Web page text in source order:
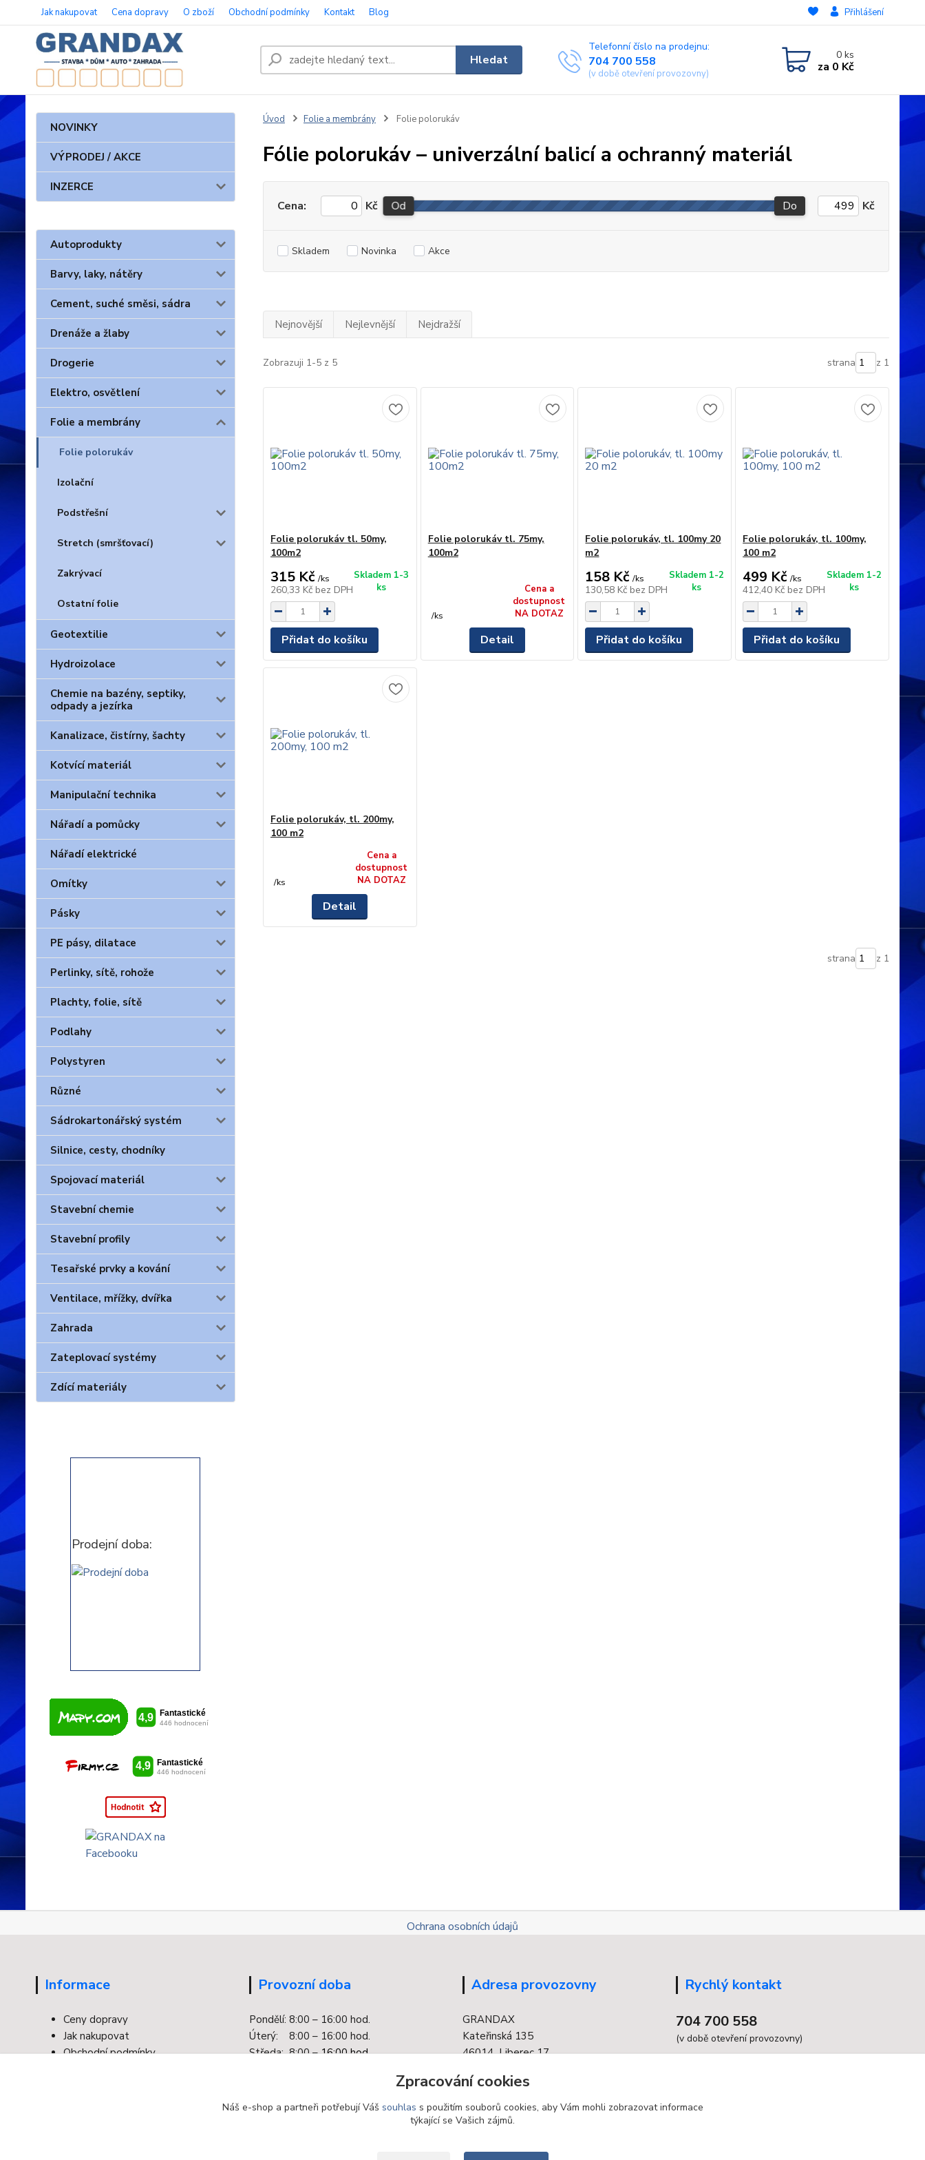
Jak nakupovat Cena dopravy O zboží Obchodní podmínky Kontakt Blog Přihlášení
Hledat
Telefonní číslo na prodejnu:
704 700 558
(v době otevření provozovny)
0ks
za 0 Kč
NOVINKY
VÝPRODEJ / AKCE
INZERCE
Autoprodukty
Barvy, laky, nátěry
Cement, suché směsi, sádra
Drenáže a žlaby
Drogerie
Elektro, osvětlení
Folie a membrány
Folie polorukáv
Izolační
Podstřešní
Stretch (smršťovací)
Zakrývací
Ostatní folie
Geotextilie
Hydroizolace
Chemie na bazény, septiky,
odpady a jezírka
Kanalizace, čistírny, šachty
Kotvící materiál
Manipulační technika
Nářadí a pomůcky
Nářadí elektrické
Omítky
Pásky
PE pásy, dilatace
Perlinky, sítě, rohože
Plachty, folie, sítě
Podlahy
Polystyren
Různé
Sádrokartonářský systém
Silnice, cesty, chodníky
Spojovací materiál
Stavební chemie
Stavební profily
Tesařské prvky a kování
Ventilace, mřížky, dvířka
Zahrada
Zateplovací systémy
Zdící materiály
Prodejní doba:
Úvod Folie a membrány Folie polorukáv
Fólie polorukáv – univerzální balicí a ochranný materiál
Cena: Kč Od Do Kč
Skladem Novinka Akce
Nejnovější Nejlevnější Nejdražší
Zobrazuji 1-5 z 5 strana z 1
Folie polorukáv tl. 50my,
100m2
315 Kč /ks
260,33 Kč bez DPH
Skladem 1-3
ks
Přidat do košíku
Folie polorukáv tl. 75my,
100m2
/ks
Cena a
dostupnost
NA DOTAZ
Detail
Folie polorukáv, tl. 100my 20
m2
158 Kč /ks
130,58 Kč bez DPH
Skladem 1-2
ks
Přidat do košíku
Folie polorukáv, tl. 100my,
100 m2
499 Kč /ks
412,40 Kč bez DPH
Skladem 1-2
ks
Přidat do košíku
Folie polorukáv, tl. 200my,
100 m2
/ks
Cena a
dostupnost
NA DOTAZ
Detail
strana z 1
Ochrana osobních údajů
Informace
Ceny dopravy
Jak nakupovat
Obchodní podmínky
Provozní doba
Pondělí: 8:00 – 16:00 hod.
Úterý: 8:00 – 16:00 hod.
Středa: 8:00 –16:00 hod.
Adresa provozovny
GRANDAX
Kateřinská 135
46014 Liberec 17
Rychlý kontakt
704 700 558
(v době otevření provozovny)
Zpracování cookies
Náš e-shop a partneři potřebují Váš souhlas s použitím souborů cookies, aby Vám mohli zobrazovat informace
týkající se Vašich zájmů.